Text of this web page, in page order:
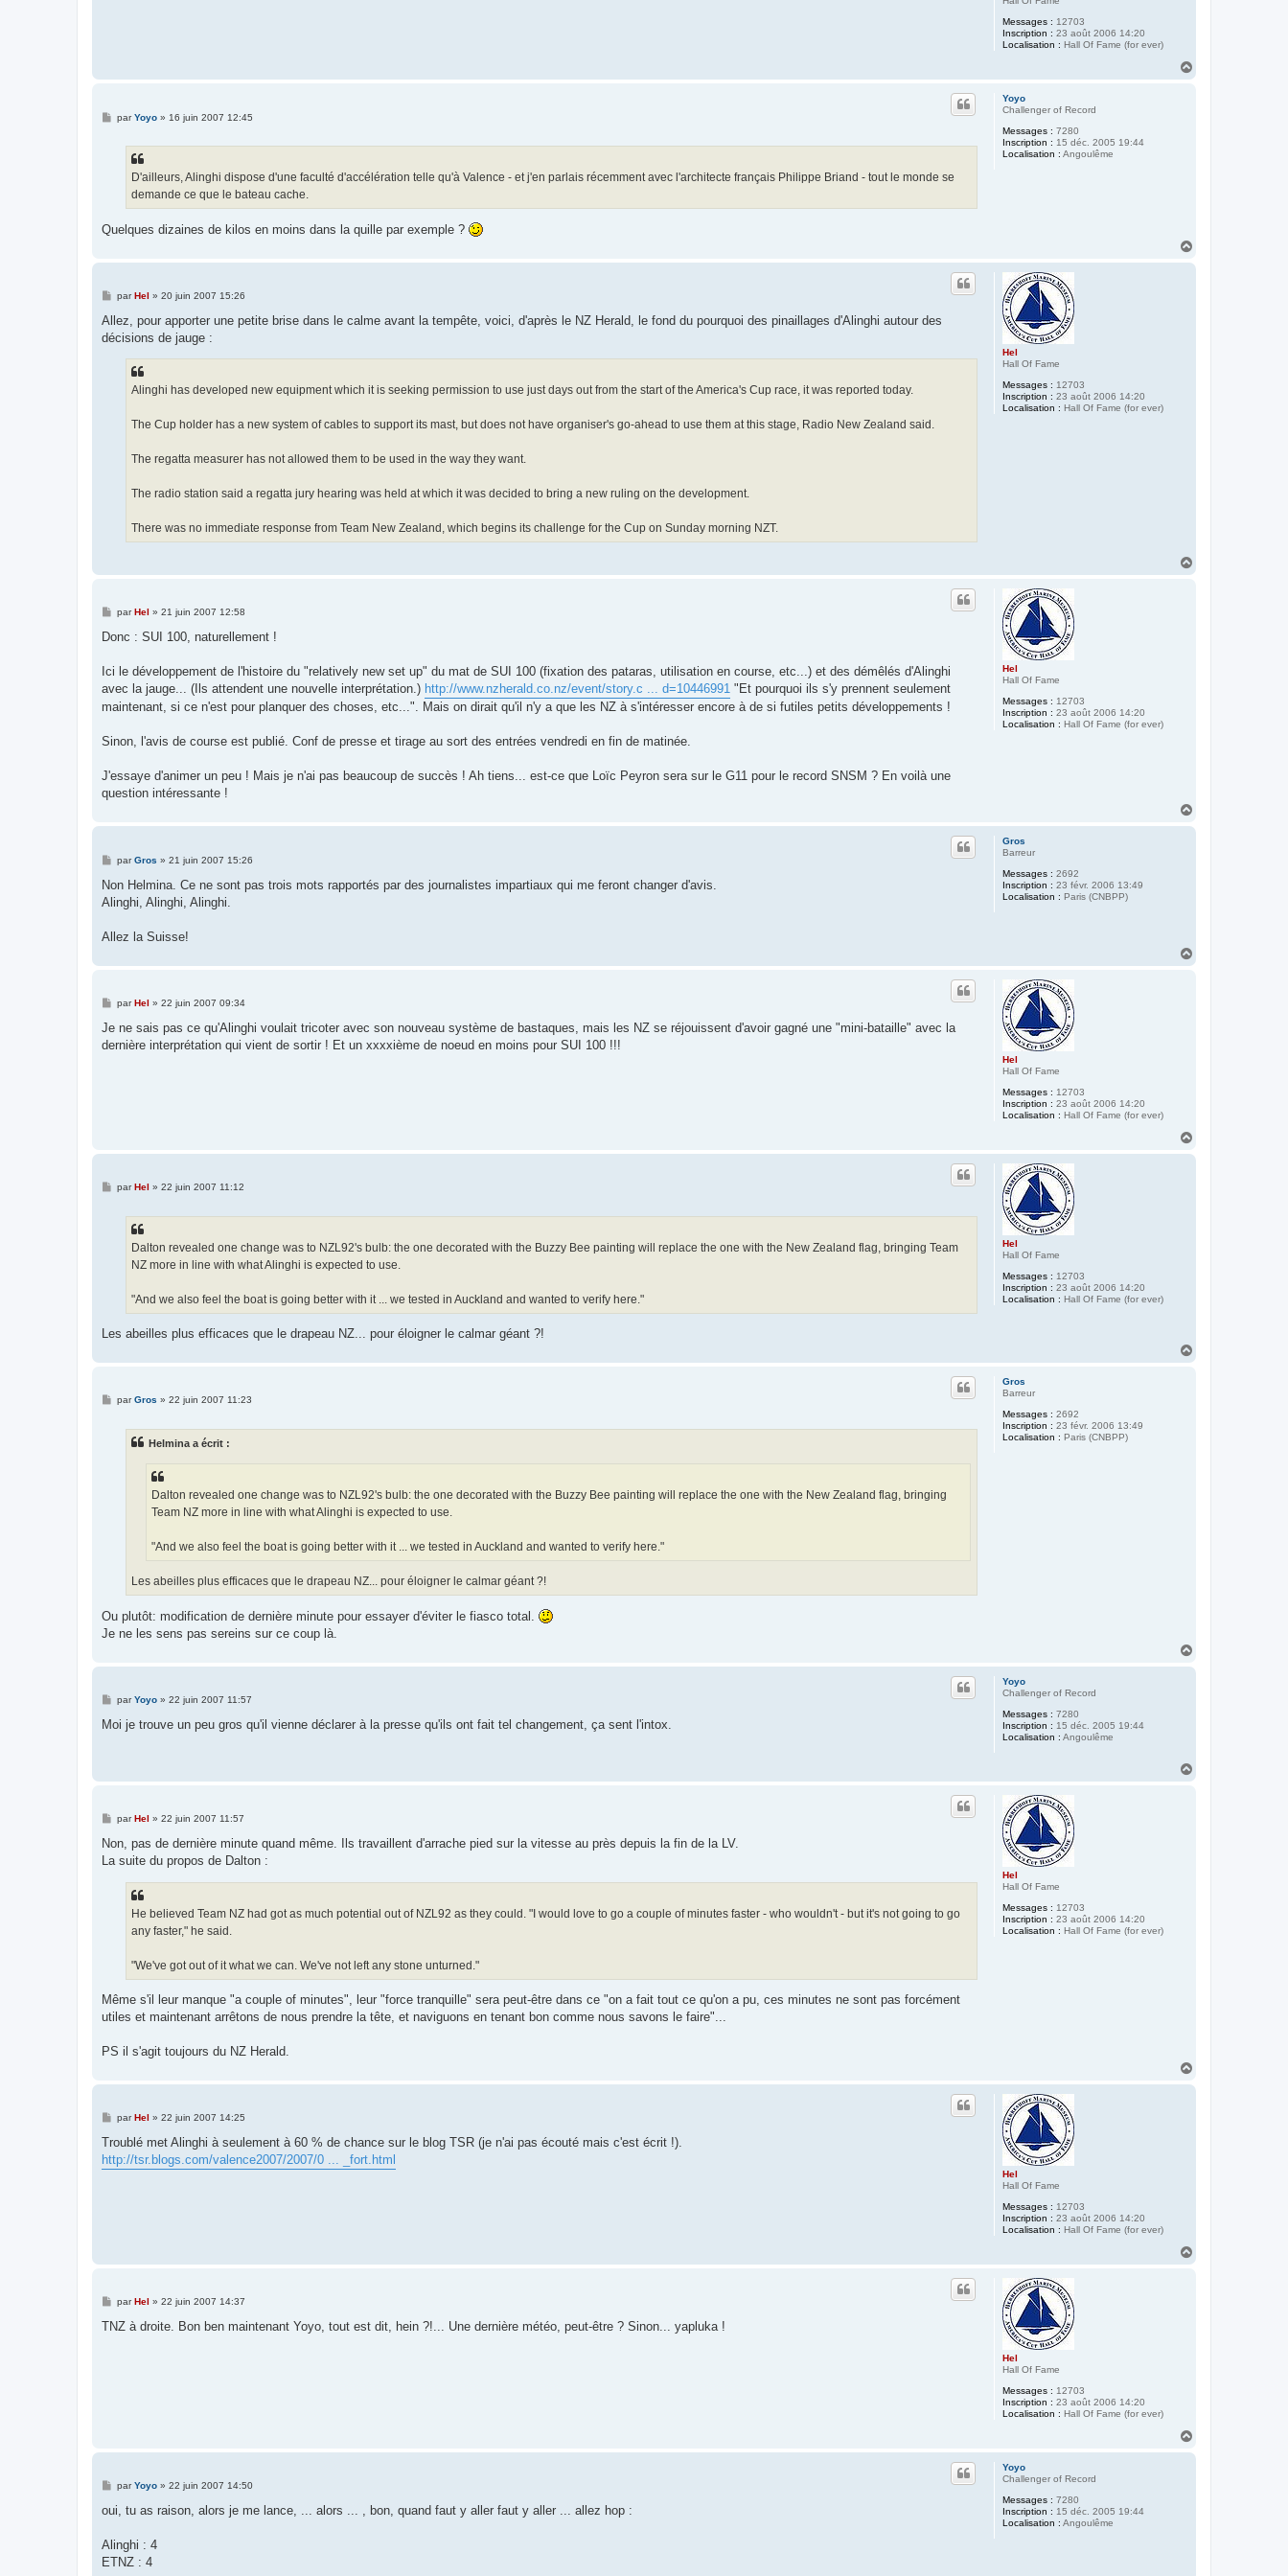
Messages : 12703
Inscription : 23 août 2006 14:20
Localisation : Hall Of Fame (for ever)
Yoyo
Challenger of Record
Messages : 7280
Inscription : 15 déc. 2005 19:44
Localisation : Angoulême
MparYoyo» 16 juin 2007 12:45
D'ailleurs, Alinghi dispose d'une faculté d'accélération telle qu'à Valence - et j'en parlais récemment avec l'architecte français Philippe Briand - tout le monde se
demande ce que le bateau cache.
Quelques dizaines de kilos en moins dans la quille par exemple ?
Hel
Hall Of Fame
Messages : 12703
Inscription : 23 août 2006 14:20
Localisation : Hall Of Fame (for ever)
M
s
a
parHel » 20 juin 2007 15:26
Allez, pour apporter une petite brise dans le calme avant la tempête, voici, d'après le NZ Herald, le fond du pourquoi des pinaillages d'Alinghi autour des
décisions de jauge :
Alinghi has developed new equipment which it is seeking permission to use just days out from the start of the America's Cup race, it was reported today.
The Cup holder has a new system of cables to support its mast, but does not have organiser's go-ahead to use them at this stage, Radio New Zealand said.
The regatta measurer has not allowed them to be used in the way they want.
The radio station said a regatta jury hearing was held at which it was decided to bring a new ruling on the development.
There was no immediate response from Team New Zealand, which begins its challenge for the Cup on Sunday morning NZT.
Hel
Hall Of Fame
Messages : 12703
Inscription : 23 août 2006 14:20
Localisation : Hall Of Fame (for ever)
M
s
g
parHel » 21 juin 2007 12:58
Donc : SUI 100, naturellement !
Ici le développement de l'histoire du "relatively new set up" du mat de SUI 100 (fixation des pataras, utilisation en course, etc...) et des démêlés d'Alinghi
avec la jauge... (Ils attendent une nouvelle interprétation.) http://www.nzherald.co.nz/event/story.c ... d=10446991 "Et pourquoi ils s'y prennent seulement
maintenant, si ce n'est pour planquer des choses, etc...". Mais on dirait qu'il n'y a que les NZ à s'intéresser encore à de si futiles petits développements !
Sinon, l'avis de course est publié. Conf de presse et tirage au sort des entrées vendredi en fin de matinée.
J'essaye d'animer un peu ! Mais je n'ai pas beaucoup de succès ! Ah tiens... est-ce que Loïc Peyron sera sur le G11 pour le record SNSM ? En voilà une
question intéressante !
Gros
Barreur
Messages : 2692
Inscription : 23 févr. 2006 13:49
Localisation : Paris (CNBPP)
M
s
a
parGros » 21 juin 2007 15:26
Non Helmina. Ce ne sont pas trois mots rapportés par des journalistes impartiaux qui me feront changer d'avis.
Alinghi, Alinghi, Alinghi.
Allez la Suisse!
Hel
Hall Of Fame
Messages : 12703
Inscription : 23 août 2006 14:20
Localisation : Hall Of Fame (for ever)
M
s
a
parHel » 22 juin 2007 09:34
Je ne sais pas ce qu'Alinghi voulait tricoter avec son nouveau système de bastaques, mais les NZ se réjouissent d'avoir gagné une "mini-bataille" avec la
dernière interprétation qui vient de sortir ! Et un xxxxième de noeud en moins pour SUI 100 !!!
Hel
Hall Of Fame
Messages : 12703
Inscription : 23 août 2006 14:20
Localisation : Hall Of Fame (for ever)
MparHel » 22 juin 2007 11:12
Dalton revealed one change was to NZL92's bulb: the one decorated with the Buzzy Bee painting will replace the one with the New Zealand flag, bringing Team
NZ more in line with what Alinghi is expected to use.
"And we also feel the boat is going better with it ... we tested in Auckland and wanted to verify here."
Les abeilles plus efficaces que le drapeau NZ... pour éloigner le calmar géant ?!
Gros
Barreur
Messages : 2692
Inscription : 23 févr. 2006 13:49
Localisation : Paris (CNBPP)
MparGros » 22 juin 2007 11:23
Helmina a écrit :
Dalton revealed one change was to NZL92's bulb: the one decorated with the Buzzy Bee painting will replace the one with the New Zealand flag, bringing
Team NZ more in line with what Alinghi is expected to use.
"And we also feel the boat is going better with it ... we tested in Auckland and wanted to verify here."
Les abeilles plus efficaces que le drapeau NZ... pour éloigner le calmar géant ?!
Ou plutôt: modification de dernière minute pour essayer d'éviter le fiasco total.
Je ne les sens pas sereins sur ce coup là.
Yoyo
Challenger of Record
Messages : 7280
Inscription : 15 déc. 2005 19:44
Localisation : Angoulême
M
s
parYoyo» 22 juin 2007 11:57
Moi je trouve un peu gros qu'il vienne déclarer à la presse qu'ils ont fait tel changement, ça sent l'intox.
Hel
Hall Of Fame
Messages : 12703
Inscription : 23 août 2006 14:20
Localisation : Hall Of Fame (for ever)
M
s
a
parHel » 22 juin 2007 11:57
Non, pas de dernière minute quand même. Ils travaillent d'arrache pied sur la vitesse au près depuis la fin de la LV.
La suite du propos de Dalton :
He believed Team NZ had got as much potential out of NZL92 as they could. "I would love to go a couple of minutes faster - who wouldn't - but it's not going to go
any faster," he said.
"We've got out of it what we can. We've not left any stone unturned."
Même s'il leur manque "a couple of minutes", leur "force tranquille" sera peut-être dans ce "on a fait tout ce qu'on a pu, ces minutes ne sont pas forcément
utiles et maintenant arrêtons de nous prendre la tête, et naviguons en tenant bon comme nous savons le faire"...
PS il s'agit toujours du NZ Herald.
Hel
Hall Of Fame
Messages : 12703
Inscription : 23 août 2006 14:20
Localisation : Hall Of Fame (for ever)
M
s
a
par Hel » 22 juin 2007 14:25
Troublé met Alinghi à seulement à 60 % de chance sur le blog TSR (je n'ai pas écouté mais c'est écrit !).
http://tsr.blogs.com/valence2007/2007/0 ... _fort.html
Hel
Hall Of Fame
Messages : 12703
Inscription : 23 août 2006 14:20
Localisation : Hall Of Fame (for ever)
M
s
par Hel » 22 juin 2007 14:37
TNZ à droite. Bon ben maintenant Yoyo, tout est dit, hein ?!... Une dernière météo, peut-être ? Sinon... yapluka !
Yoyo
Challenger of Record
Messages : 7280
Inscription : 15 déc. 2005 19:44
Localisation : Angoulême
M
s
g
parYoyo» 22 juin 2007 14:50
oui, tu as raison, alors je me lance, ... alors ... , bon, quand faut y aller faut y aller ... allez hop :
Alinghi : 4
ETNZ : 4